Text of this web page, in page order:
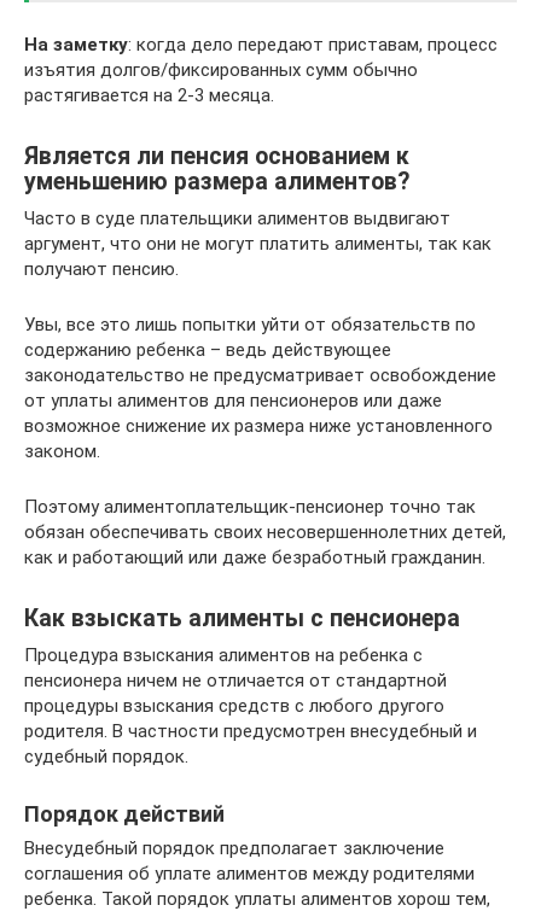
На заметку: когда дело передают приставам, процесс
изъятия долгов/фиксированных сумм обычно
растягивается на 2-3 месяца.
Является ли пенсия основанием к
уменьшению размера алиментов?
Часто в суде плательщики алиментов выдвигают
аргумент, что они не могут платить алименты, так как
получают пенсию.
Увы, все это лишь попытки уйти от обязательств по
содержанию ребенка – ведь действующее
законодательство не предусматривает освобождение
от уплаты алиментов для пенсионеров или даже
возможное снижение их размера ниже установленного
законом.
Поэтому алиментоплательщик-пенсионер точно так
обязан обеспечивать своих несовершеннолетних детей,
как и работающий или даже безработный гражданин.
Как взыскать алименты с пенсионера
Процедура взыскания алиментов на ребенка с
пенсионера ничем не отличается от стандартной
процедуры взыскания средств с любого другого
родителя. В частности предусмотрен внесудебный и
судебный порядок.
Порядок действий
Внесудебный порядок предполагает заключение
соглашения об уплате алиментов между родителями
ребенка. Такой порядок уплаты алиментов хорош тем,